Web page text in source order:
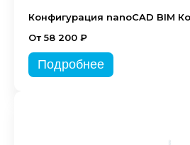
Конфигурация nanoCAD BIM
От 58 200 ₽
Подробнее